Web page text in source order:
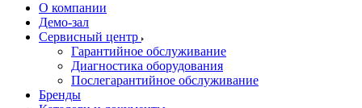
О компании
Демо-зал
Сервисный центр
Гарантийное обслуживание
Диагностика оборудования
Послегарантийное обслуживание
Бренды